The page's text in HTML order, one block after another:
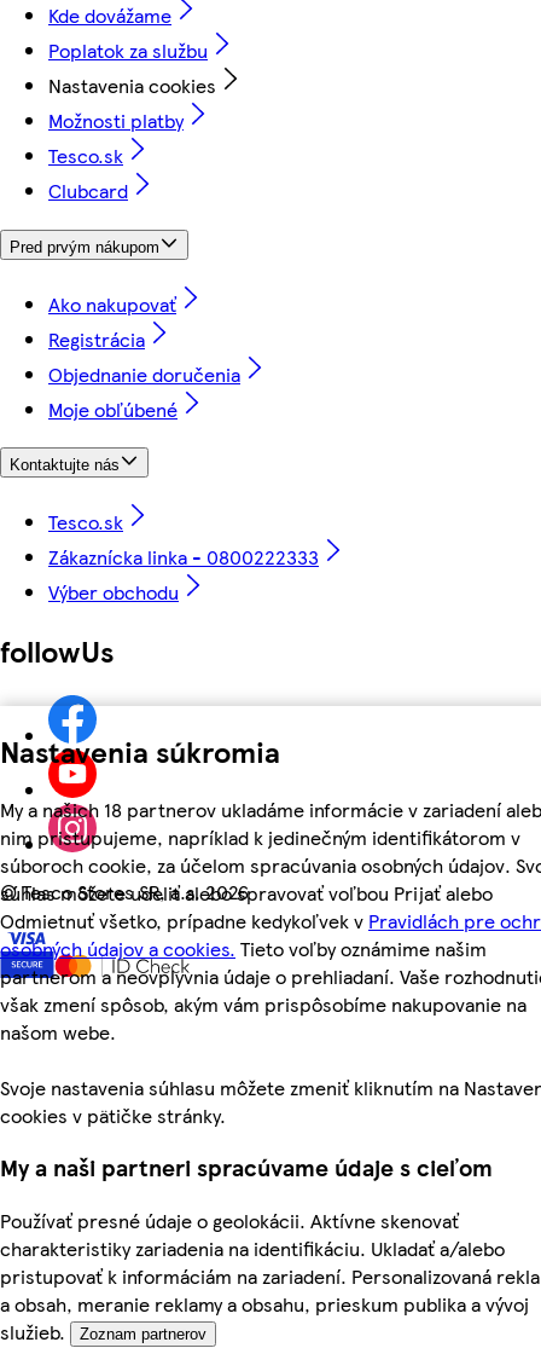
Nastavenia súkromia
My a našich 18 partnerov ukladáme informácie v zariadení
nim pristupujeme, napríklad k jedinečným identifikátorom v
súboroch cookie, za účelom spracúvania osobných údajov.
súhlas môžete udeliť alebo spravovať voľbou Prijať alebo
Odmietnuť všetko, prípadne kedykoľvek v Pravidlách pre
osobných údajov a cookies. Tieto voľby oznámime našim
partnerom a neovplyvnia údaje o prehliadaní. Vaše
však zmení spôsob, akým vám prispôsobíme nakupovanie na
našom webe.
Svoje nastavenia súhlasu môžete zmeniť kliknutím na
cookies v pätičke stránky.
My a naši partneri spracúvame údaje s cieľom
Používať presné údaje o geolokácii. Aktívne skenovať
charakteristiky zariadenia na identifikáciu. Ukladať a/alebo
pristupovať k informáciám na zariadení. Personalizovaná
a obsah, meranie reklamy a obsahu, prieskum publika a vývoj
služieb.
Zoznam partnerov
Kde dovážame
Poplatok za službu
Nastavenia cookies
Možnosti platby
Tesco.sk
Clubcard
Pred prvým nákupom
Ako nakupovať
Registrácia
Objednanie doručenia
Moje obľúbené
Kontaktujte nás
Tesco.sk
Zákaznícka linka - 0800222333
Výber obchodu
followUs
©Tesco Stores SR, a.s. 2026